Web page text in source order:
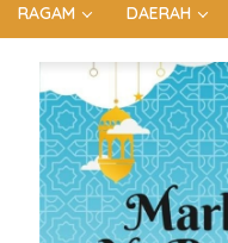
RAGAM DAERAH